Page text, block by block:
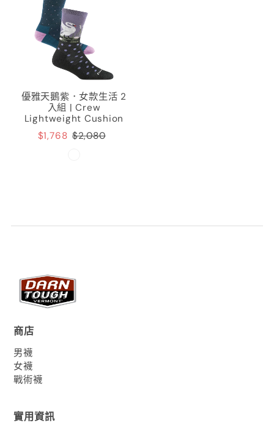
優雅天鵝紫．女款生活 2
入組 | Crew
Lightweight Cushion
$1,768 $2,080
商店
男襪
女襪
戰術襪
實用資訊